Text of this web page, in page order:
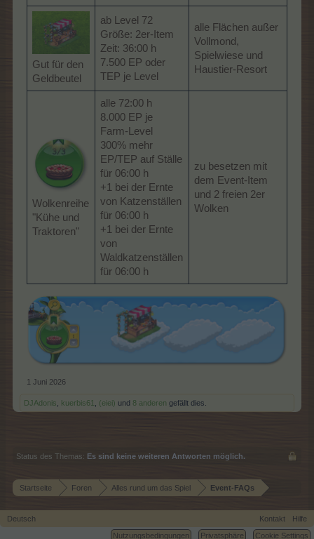
Gut für den
Geldbeutel
ab Level 72
Größe: 2er-Item
Zeit: 36:00 h
7.500 EP oder
TEP je Level
alle Flächen außer
Vollmond,
Spielwiese und
Haustier-Resort
Wolkenreihe
"Kühe und
Traktoren"
alle 72:00 h
8.000 EP je
Farm-Level
300% mehr
EP/TEP auf Ställe
für 06:00 h
+1 bei der Ernte
von Katzenställen
für 06:00 h
+1 bei der Ernte
von
Waldkatzenställen
für 06:00 h
zu besetzen mit
dem Event-Item
und 2 freien 2er
Wolken
1 Juni 2026
DJAdonis, kuerbis61, (eiei) und 8 anderen gefällt dies.
Status des Themas: Es sind keine weiteren Antworten möglich.
Startseite Foren Alles rund um das Spiel Event-FAQs
Deutsch Kontakt
Hilfe
Nutzungsbedingungen
Privatsphäre Cookie Settings